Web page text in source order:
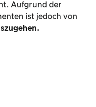
Aufgrund der
ist jedoch von